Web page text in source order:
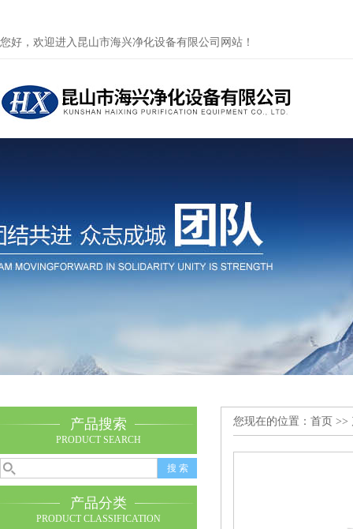
您好，欢迎进入昆山市海兴净化设备有限公司网站！
产品搜索
PRODUCT SEARCH
产品分类
PRODUCT CLASSIFICATION
您现在的位置： 首页 >>